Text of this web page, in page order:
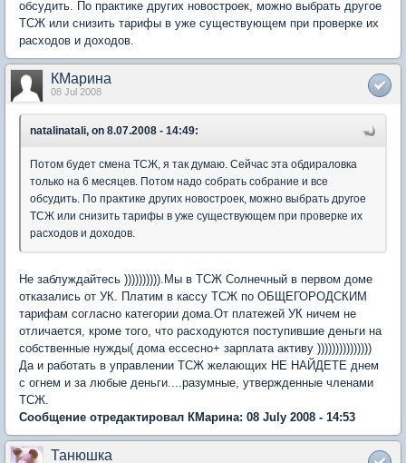
обсудить. По практике других новостроек, можно выбрать другое
ТСЖ или снизить тарифы в уже существующем при проверке их
расходов и доходов.
КМарина
08 Jul 2008
natalinatali, on 8.07.2008 - 14:49:
Потом будет смена ТСЖ, я так думаю. Сейчас эта обдираловка
только на 6 месяцев. Потом надо собрать собрание и все
обсудить. По практике других новостроек, можно выбрать другое
ТСЖ или снизить тарифы в уже существующем при проверке их
расходов и доходов.
Не заблуждайтесь )))))))))).Мы в ТСЖ Солнечный в первом доме
отказались от УК. Платим в кассу ТСЖ по ОБЩЕГОРОДСКИМ
тарифам согласно категории дома.От платежей УК ничем не
отличается, кроме того, что расходуются поступившие деньги на
собственные нужды( дома ессесно+ зарплата активу )))))))))))))))
Да и работать в управлении ТСЖ желающих НЕ НАЙДЕТЕ днем
с огнем и за любые деньги....разумные, утвержденные членами
ТСЖ.
Сообщение отредактировал КМарина: 08 July 2008 - 14:53
Танюшка